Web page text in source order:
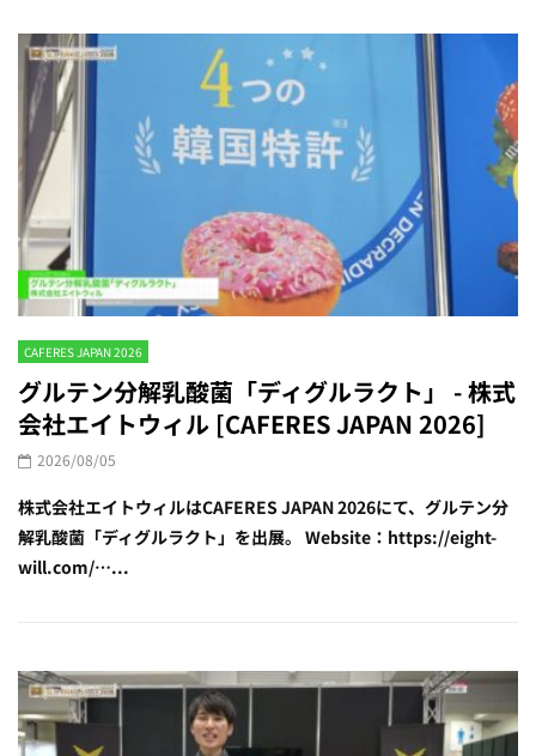
CAFERES JAPAN 2026
グルテン分解乳酸菌「ディグルラクト」 - 株式
会社エイトウィル [CAFERES JAPAN 2026]
2026/08/05
株式会社エイトウィルはCAFERES JAPAN 2026にて、グルテン分
解乳酸菌「ディグルラクト」を出展。 Website：https://eight-
will.com/…...